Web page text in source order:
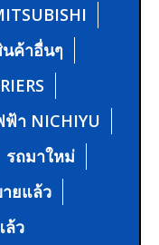
ค้าอื่นๆ
ฟ้า NICHIYU
รถมาใหม่
ยแล้ว
ล้ว